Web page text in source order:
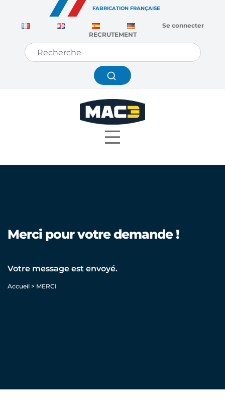
FABRICATION FRANÇAISE
Se connecter
RECRUTEMENT
Accueil > MERCI
Merci pour votre demande !
Votre message est envoyé.
Panneau de gestion des cookies